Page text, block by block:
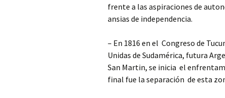
frente a las aspiraciones de
ansias de independencia.
– En 1816 en el Congreso de
Unidas de Sudamérica, futura
San Martin, se inicia el
final fue la separación de esta